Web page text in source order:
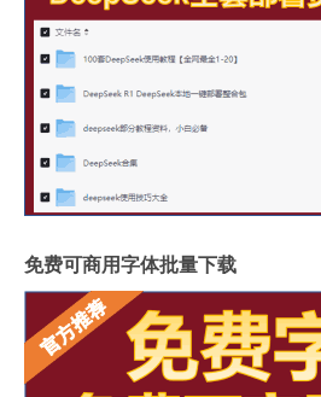
免费可商用字体批量下载